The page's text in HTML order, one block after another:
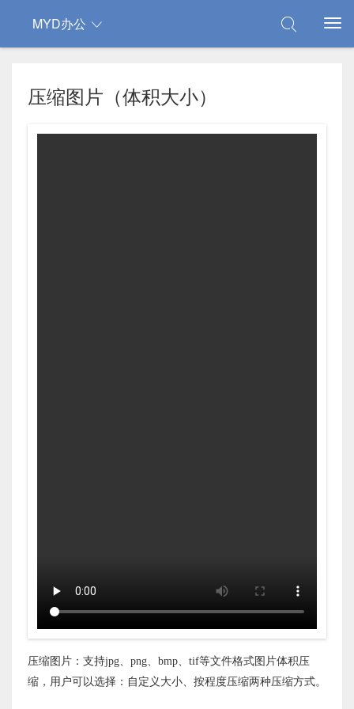
MYD办公
压缩图片（体积大小）
压缩图片：支持jpg、png、bmp、tif等文件格式图片体积压
缩，用户可以选择：自定义大小、按程度压缩两种压缩方式。